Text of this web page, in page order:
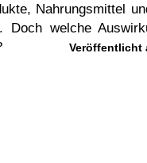
Nahrungsmittel
welche
Veröffentlicht am